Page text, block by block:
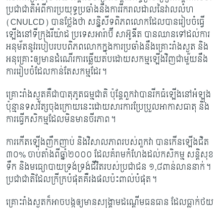
ប្រជាជាតិអំពី​ការ​ប្រយុទ្ធ​ប្រឆាំងនឹងការរីករាលដាលនៃវាលលំហ
(CNULCD) បានថ្លែងថា សន្និសីទ​ពិភពលោក​​ដែល​បាន​រៀបចំធ្វើ​
ឡើង​នៅទីក្រុងរីយ៉ាដ ប្រទេសអារ៉ាប៊ី សាអ៊ូឌីត បានឈានទៅ​ដល់​ការ​
អនុម័ត​​នូវរបៀបរបប​ពិភពលោក​ក្នុងការប្រឆាំងនឹងគ្រោះរាំងស្ងួត និង
អនុគ្រោះឲ្យ​មាន​ដំណើរ​ការ​​ឆ្លើយតបដោយ​សកម្ម​ឡើងវិញជាមួយនឹង
ការរៀបចំដែលកាន់តែសកម្មដែរ។
គ្រោះរាំងស្ងួតគឺជាបាតុភូតធម្មជាតិ ប៉ុន្តែពួកវាបានរីកធំឡើងនៅអំឡុង
ប៉ុន្មាន​ទសវត្សចុង​ក្រោយ​នេះ​ដោយសារការប្រែប្រួលអាកាសធាតុ និង
ការធ្វើកសិកម្មដែលមិនមានចីរភាព។
ការកើតឡើងញឹកញាប់ និងវិសាលភាពរបស់ពួកវា បានកើនឡើង​ជិត
៣០% ចាប់តាំង​ពី​ឆ្នាំ​២០០០ ដែលគំរាមកំហែងដល់កសិកម្ម សន្តិសុខ
ទឹក និងមធ្យោបាយទ្រង់ទ្រង់ជីវិត​របស់​ប្រជាជន ១,៨ពាន់លាននាក់។
ប្រជាជាតិដែលក្រីក្របំផុតគឺរងផលប៉ះពាល់បំផុត។
គ្រោះរាំងស្ងួតក៏អាចបង្កឲ្យមានសង្រ្គាមដណ្តើមធនធាន ដែលធ្លាក់ថយ